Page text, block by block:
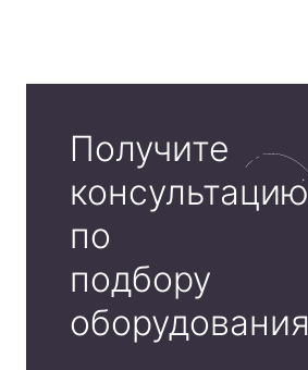
Получите
консультацию
по
подбору
оборудования